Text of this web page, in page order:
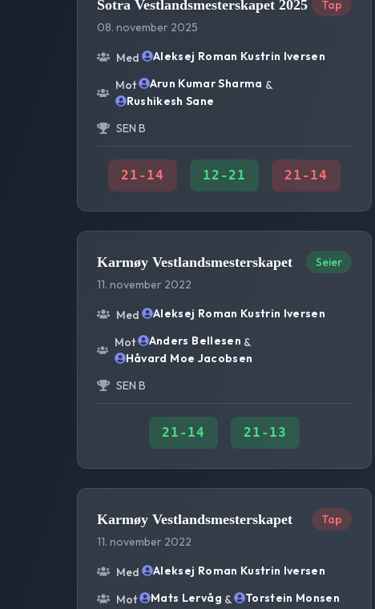
Sotra Vestlandsmesterskapet 2025
08. november 2025
Tap
Med
Aleksej Roman Kustrin Iversen
Mot
Arun Kumar Sharma &
Rushikesh Sane
SEN B
21 -14 12 -21 21 -14
Karmøy Vestlandsmesterskapet
11. november 2022
Seier
Med
Aleksej Roman Kustrin Iversen
Mot
Anders Bellesen &
Håvard Moe Jacobsen
SEN B
21 -14 21 -13
Karmøy Vestlandsmesterskapet
11. november 2022
Tap
Med
Aleksej Roman Kustrin Iversen
Mot
Mats Lervåg &
Torstein Monsen